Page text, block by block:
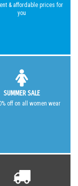
& affordable prices for
you
SUMMER SALE
off on all women wear